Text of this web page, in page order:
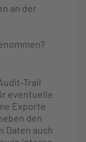
an der
Trail
eventuelle
Exporte
den
Daten auch